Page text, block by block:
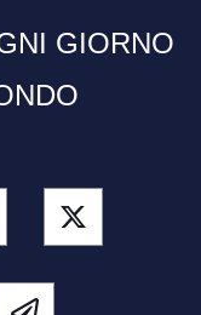
GIORNO